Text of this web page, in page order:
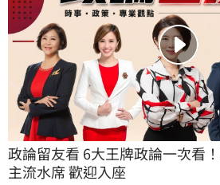
政論留友看 6大王牌政論一次看
主流水席 歡迎入座